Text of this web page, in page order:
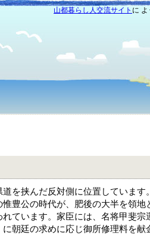
山都暮らし人交流サイト に よ
を挟んだ反対側に位置しています
豊公の時代が、肥後の大半を領地
ています。家臣には、名将甲斐宗
朝廷の求めに応じ御所修理料を献